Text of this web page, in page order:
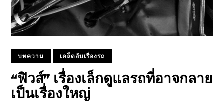
บทความ เคล็ดลับเรื่องรถ
“ฟิวส์” เรื่องเล็กดูแลรถที่อาจกลาย
เป็นเรื่องใหญ่